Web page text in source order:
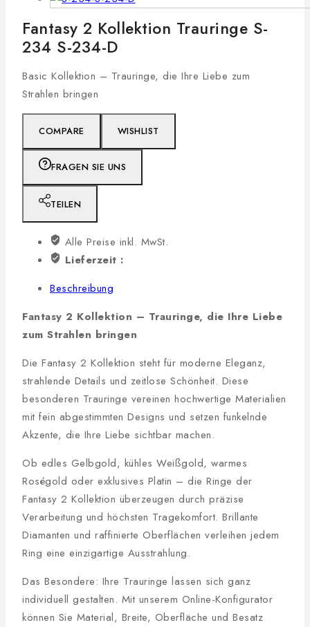
Fantasy 2 Kollektion Trauringe S-
234 S-234-D
Basic Kollektion – Trauringe, die Ihre Liebe zum
Strahlen bringen
COMPARE WISHLIST
FRAGEN SIE UNS
TEILEN
Alle Preise inkl. MwSt.
Lieferzeit :
Beschreibung
Fantasy 2 Kollektion – Trauringe, die Ihre Liebe
zum Strahlen bringen
Die Fantasy 2 Kollektion steht für moderne Eleganz,
strahlende Details und zeitlose Schönheit. Diese
besonderen Trauringe vereinen hochwertige Materialien
mit fein abgestimmten Designs und setzen funkelnde
Akzente, die Ihre Liebe sichtbar machen.
Ob edles Gelbgold, kühles Weißgold, warmes
Roségold oder exklusives Platin – die Ringe der
Fantasy 2 Kollektion überzeugen durch präzise
Verarbeitung und höchsten Tragekomfort. Brillante
Diamanten und raffinierte Oberflächen verleihen jedem
Ring eine einzigartige Ausstrahlung.
Das Besondere: Ihre Trauringe lassen sich ganz
individuell gestalten. Mit unserem Online-Konfigurator
können Sie Material, Breite, Oberfläche und Besatz